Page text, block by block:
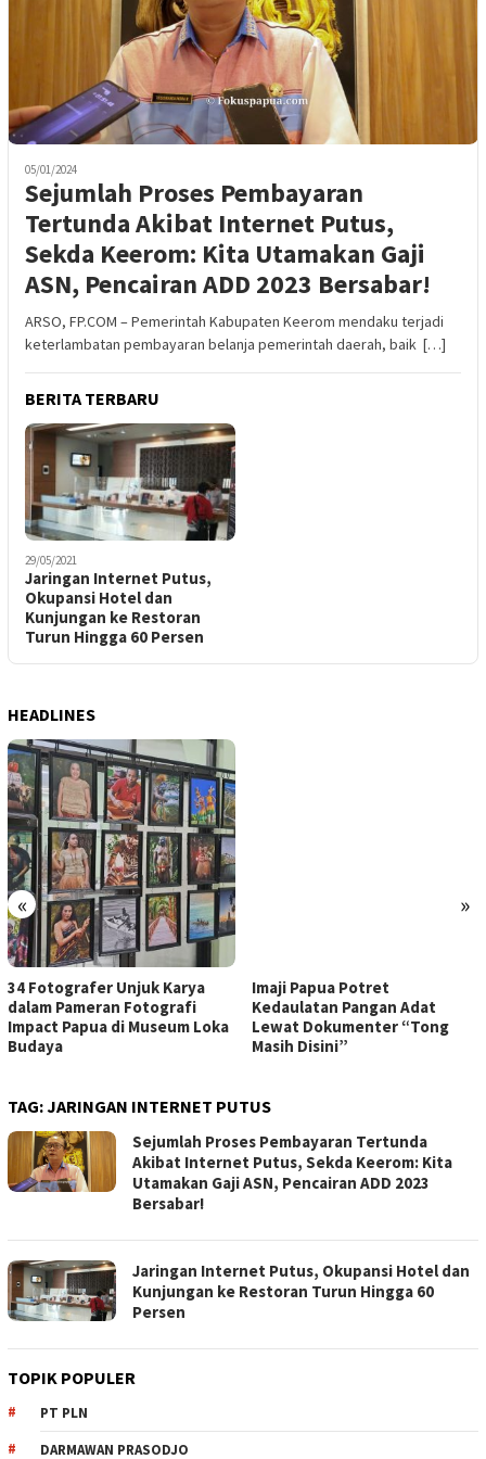
05/01/2024
Sejumlah Proses Pembayaran
Tertunda Akibat Internet Putus,
Sekda Keerom: Kita Utamakan Gaji
ASN, Pencairan ADD 2023 Bersabar!
ARSO, FP.COM – Pemerintah Kabupaten Keerom mendaku terjadi
keterlambatan pembayaran belanja pemerintah daerah, baik […]
BERITA TERBARU
29/05/2021
Jaringan Internet Putus,
Okupansi Hotel dan
Kunjungan ke Restoran
Turun Hingga 60 Persen
HEADLINES
« »
34 Fotografer Unjuk Karya
dalam Pameran Fotografi
Impact Papua di Museum Loka
Budaya
Imaji Papua Potret
Kedaulatan Pangan Adat
Lewat Dokumenter “Tong
Masih Disini”
TAG:JARINGAN INTERNET PUTUS
Sejumlah Proses Pembayaran Tertunda
Akibat Internet Putus, Sekda Keerom: Kita
Utamakan Gaji ASN, Pencairan ADD 2023
Bersabar!
Jaringan Internet Putus, Okupansi Hotel dan
Kunjungan ke Restoran Turun Hingga 60
Persen
TOPIK POPULER
PT PLN
DARMAWAN PRASODJO